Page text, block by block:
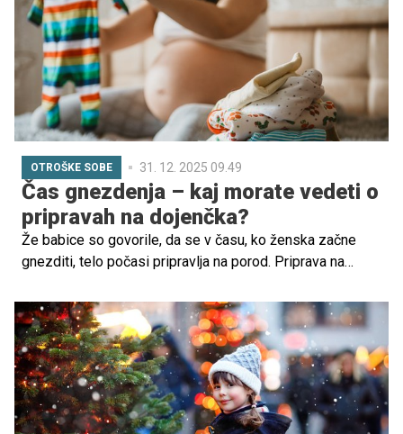
OTROŠKE SOBE 31. 12. 2025 09.49
Čas gnezdenja – kaj morate vedeti o
pripravah na dojenčka?
Že babice so govorile, da se v času, ko ženska začne
gnezditi, telo počasi pripravlja na porod. Priprava na
Dobro zasnovana otroška sobica ali kotiček za dojenčka
pa ne zagotavljata le varnega in udobnega prostora za
novega družinskega člana, temveč tudi pomagata
ustvariti negovalno okolje, ki spodbuja njegovo rast in
razvoj. A kako se lotiti priprav? Za vas imamo nekaj
uporabnih nasvetov.